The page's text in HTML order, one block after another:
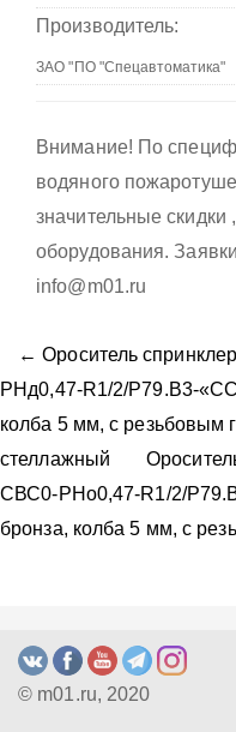
Производитель:
Внимание! По
водяного
значительные скидки
оборудования.
info@m01.ru
← Ороситель
PНд0,47-R1/2/P79.B3-
колба 5 мм, с резьбовым
стеллажный
CВС0-PНо0,47-R1/2/
бронза, колба 5 мм, с
© m01.ru, 2020